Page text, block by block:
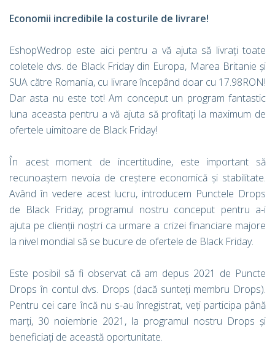
Economii incredibile la costurile de livrare!
EshopWedrop este aici pentru a vă ajuta să livrați toate
coletele dvs. de Black Friday din Europa, Marea Britanie și
SUA către Romania, cu livrare începând doar cu 17.98RON!
Dar asta nu este tot! Am conceput un program fantastic
luna aceasta pentru a vă ajuta să profitați la maximum de
ofertele uimitoare de Black Friday!
În acest moment de incertitudine, este important să
recunoaștem nevoia de creștere economică și stabilitate.
Având în vedere acest lucru, introducem Punctele Drops
de Black Friday; programul nostru conceput pentru a-i
ajuta pe clienții noștri ca urmare a crizei financiare majore
la nivel mondial să se bucure de ofertele de Black Friday.
Este posibil să fi observat că am depus 2021 de Puncte
Drops în contul dvs. Drops (dacă sunteți membru Drops).
Pentru cei care încă nu s-au înregistrat, veți participa până
marți, 30 noiembrie 2021, la programul nostru Drops și
beneficiați de această oportunitate.